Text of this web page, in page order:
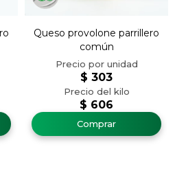
Queso provolone parrillero
común
$ 606
$ 303